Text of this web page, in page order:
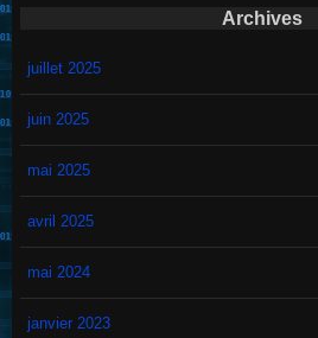
Archives
juillet 2025
juin 2025
mai 2025
avril 2025
mai 2024
janvier 2023